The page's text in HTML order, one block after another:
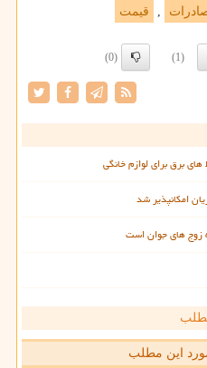
قیمت
(1)
(0)
برق برای لوازم خانگی
امکانپذیر شد
این مطلب